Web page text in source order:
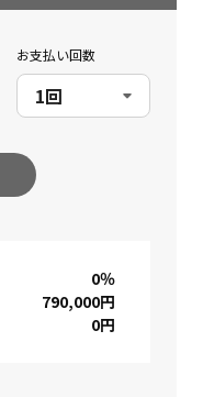
お支払い回数
0％
790,000円
0円